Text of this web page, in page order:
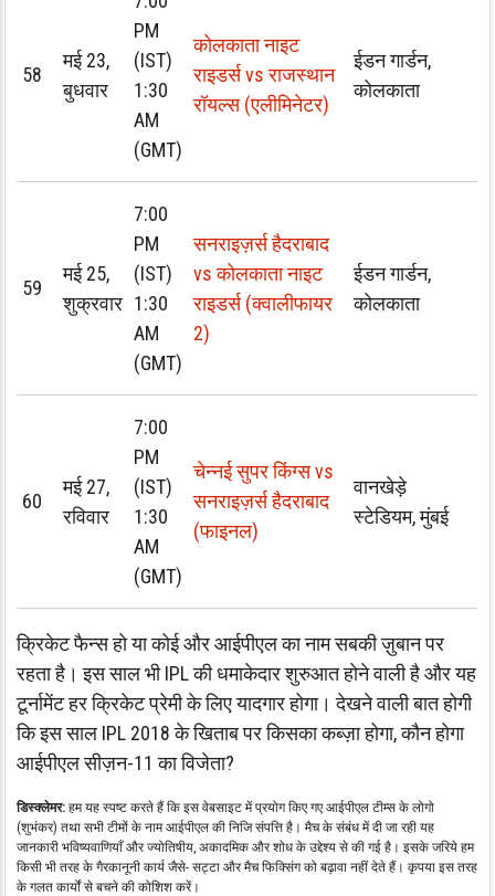
58
मई 23,
बुधवार
PM
(IST)
1:30
AM
(GMT)
कोलकाता नाइट
राइडर्स vs राजस्थान
रॉयल्स (एलीमिनेटर)
ईडन गार्डन,
कोलकाता
59
मई 25,
शुक्रवार
7:00
PM
(IST)
1:30
AM
(GMT)
सनराइज़र्स हैदराबाद
vs कोलकाता नाइट
राइडर्स (क्वालीफायर
2)
ईडन गार्डन,
कोलकाता
60
मई 27,
रविवार
7:00
PM
(IST)
1:30
AM
(GMT)
चेन्नई सुपर किंग्स vs
सनराइज़र्स हैदराबाद
(फाइनल)
वानखेड़े
स्टेडियम, मुंबई
क्रिकेट फैन्स हो या कोई और आईपीएल का नाम सबकी ज़ुबान पर
रहता है। इस साल भी IPL की धमाकेदार शुरुआत होने वाली है और यह
टूर्नामेंट हर क्रिकेट प्रेमी के लिए यादगार होगा। देखने वाली बात होगी
कि इस साल IPL 2018 के खिताब पर किसका कब्ज़ा होगा, कौन होगा
आईपीएल सीज़न-11 का विजेता?
डिस्क्लेमर:हम यह स्पष्ट करते हैं कि इस वेबसाइट में प्रयोग किए गए आईपीएल टीम्स के लोगो
(शुभंकर) तथा सभी टीमों के नाम आईपीएल की निजि संपत्ति है। मैच के संबंध में दी जा रही यह
जानकारी भविष्यवाणियाँ और ज्योतिषीय, अकादमिक और शोध के उद्देश्य से की गई है। इसके जरिये हम
किसी भी तरह के गैरकानूनी कार्य जैसे- सट्टा और मैच फिक्सिंग को बढ़ावा नहीं देते हैं। कृपया इस तरह
के गलत कार्यों से बचने की कोशिश करें।